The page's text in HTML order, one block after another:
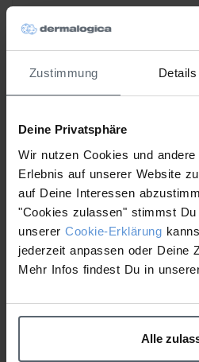
Zustimmung Details
Deine Privatsphäre
Wir nutzen Cookies und
Erlebnis auf unserer Website
auf Deine Interessen
"Cookies zulassen" stimmst
unserer Cookie-Erklärung
jederzeit anpassen oder Deine
Mehr Infos findest Du in
Alle
Weitere
Fact Sheet Melting
Weitere
Fact Sheet Awaken